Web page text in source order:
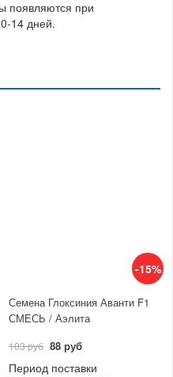
появляются при
14 дней.
-15%
Семена Глоксиния Аванти F1
СМЕСЬ / Аэлита
103 руб 88 руб
Период поставки